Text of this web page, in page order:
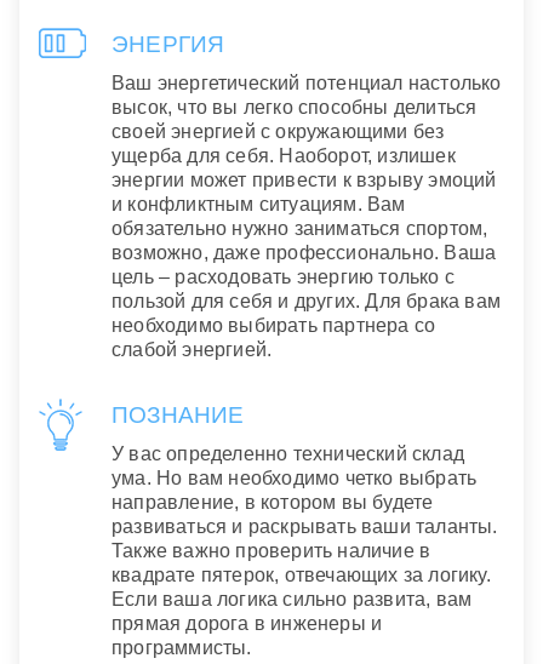
ЭНЕРГИЯ
Ваш энергетический потенциал настолько
высок, что вы легко способны делиться
своей энергией с окружающими без
ущерба для себя. Наоборот, излишек
энергии может привести к взрыву эмоций
и конфликтным ситуациям. Вам
обязательно нужно заниматься спортом,
возможно, даже профессионально. Ваша
цель – расходовать энергию только с
пользой для себя и других. Для брака вам
необходимо выбирать партнера со
слабой энергией.
ПОЗНАНИЕ
У вас определенно технический склад
ума. Но вам необходимо четко выбрать
направление, в котором вы будете
развиваться и раскрывать ваши таланты.
Также важно проверить наличие в
квадрате пятерок, отвечающих за логику.
Если ваша логика сильно развита, вам
прямая дорога в инженеры и
программисты.